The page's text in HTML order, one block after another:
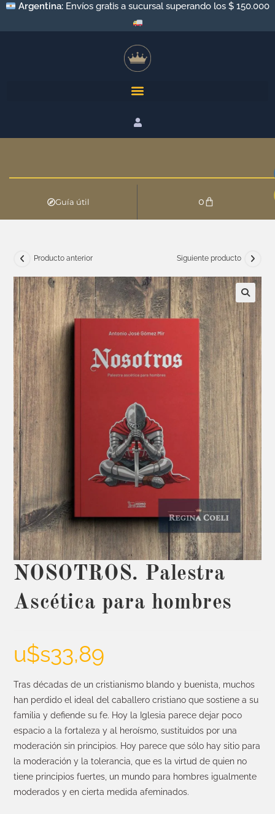
Argentina: Envíos gratis a sucursal superando los $ 150.000
Guía útil 0
Producto anterior Siguiente producto
NOSOTROS. Palestra
Ascética para hombres
u$s33,89
Tras décadas de un cristianismo blando y buenista, muchos
han perdido el ideal del caballero cristiano que sostiene a su
familia y defiende su fe. Hoy la Iglesia parece dejar poco
espacio a la fortaleza y al heroísmo, sustituidos por una
moderación sin principios. Hoy parece que sólo hay sitio para
la moderación y la tolerancia, que es la virtud de quien no
tiene principios fuertes, un mundo para hombres igualmente
moderados y en cierta medida afeminados.